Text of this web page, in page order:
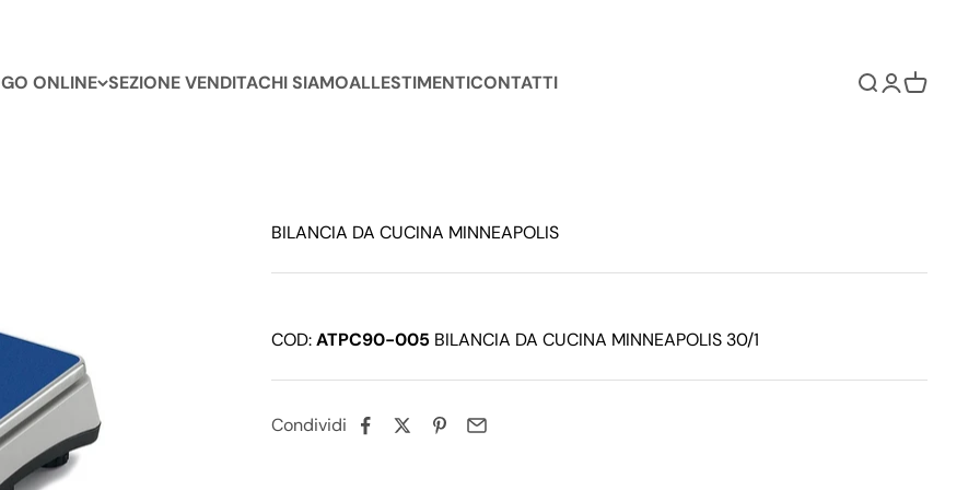
ONLINE SEZIONE VENDITACHI SIAMOALLESTIMENTICONTATTI
CercaAccediCarrello
BILANCIA DA CUCINA MINNEAPOLIS
COD:ATPC90-005 BILANCIA DA CUCINA MINNEAPOLIS 30/1
Condividi